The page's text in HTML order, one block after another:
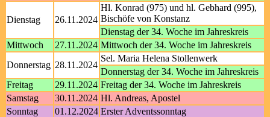
Dienstag 26.11.2024
Hl. Konrad (975) und hl. Gebhard (995),
Bischöfe von Konstanz
Dienstag der 34. Woche im Jahreskreis
Mittwoch
27.11.2024 Mittwoch der 34. Woche im Jahreskreis
Donnerstag 28.11.2024
Sel. Maria Helena Stollenwerk
Donnerstag der 34. Woche im Jahreskreis
Freitag
29.11.2024 Freitag der 34. Woche im Jahreskreis
Samstag
30.11.2024 Hl. Andreas, Apostel
Sonntag
01.12.2024 Erster Adventssonntag